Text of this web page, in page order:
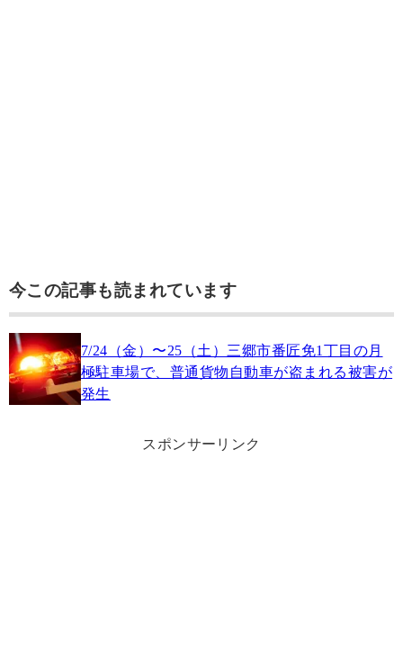
今この記事も読まれています
7/24（金）〜25（土）三郷市番匠免1丁目の月
極駐車場で、普通貨物自動車が盗まれる被害が
発生
スポンサーリンク